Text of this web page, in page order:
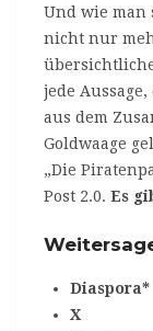
Und wie man
nicht nur
jede
aus dem
Goldwaage
„Die
Post 2.0. Es
Diaspora*
X